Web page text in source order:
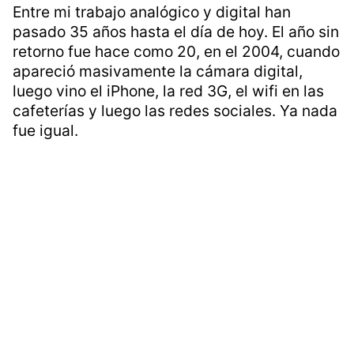
Entre mi trabajo analógico y digital han
pasado 35 años hasta el día de hoy. El año sin
retorno fue hace como 20, en el 2004, cuando
apareció masivamente la cámara digital,
luego vino el iPhone, la red 3G, el wifi en las
cafeterías y luego las redes sociales. Ya nada
fue igual.